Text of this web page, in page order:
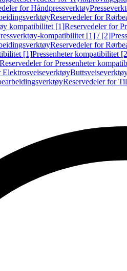
for Håndpressverktøy
Reservedeler for
kompatibilitet [1]Reservedeler for
kompatibilitet [1] / [2]
Reservedeler for
[1]Pressenheter kompatibilitet
Reservedeler for Pressenheter
Elektrosveiseverktøy
Reservedeler for